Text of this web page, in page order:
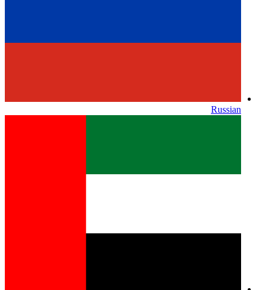
Russian